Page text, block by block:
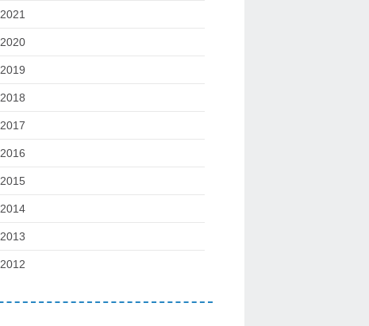
2021
2020
2019
2018
2017
2016
2015
2014
2013
2012